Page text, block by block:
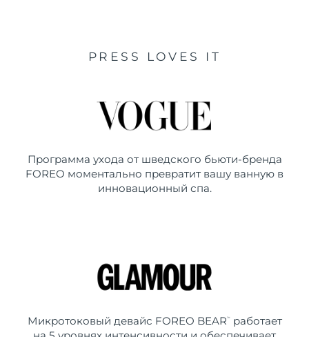
PRESS LOVES IT
Программа ухода от шведского бьюти-бренда
FOREO моментально превратит вашу ванную в
инновационный спа.
Микротоковый девайс FOREO BEAR ™
работает